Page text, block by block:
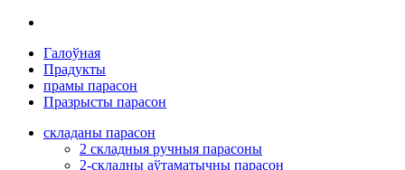
Галоўная
Прадукты
прамы парасон
Празрысты парасон
складаны парасон
2 складныя ручныя парасоны
2-складны аўтаматычны парасон